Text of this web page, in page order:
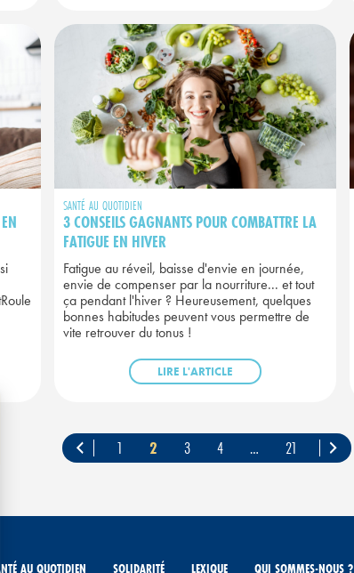
SANTÉ AU QUOTIDIEN
3 CONSEILS GAGNANTS POUR COMBATTRE LA
FATIGUE EN HIVER
Fatigue au réveil, baisse d'envie en journée,
envie de compenser par la nourriture... et tout
ça pendant l'hiver ? Heureusement, quelques
bonnes habitudes peuvent vous permettre de
vite retrouver du tonus !
LIRE L'ARTICLE
PAGINATION
DES
1 2 3 4 … 21
AU QUOTIDIEN SOLIDARITÉ LEXIQUE QUI SOMMES-NOUS ?